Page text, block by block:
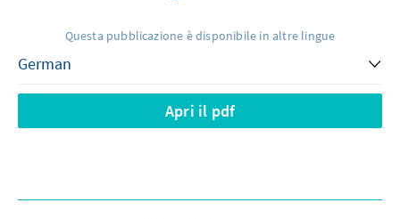
Questa pubblicazione è disponibile in altre lingue
Apri il pdf